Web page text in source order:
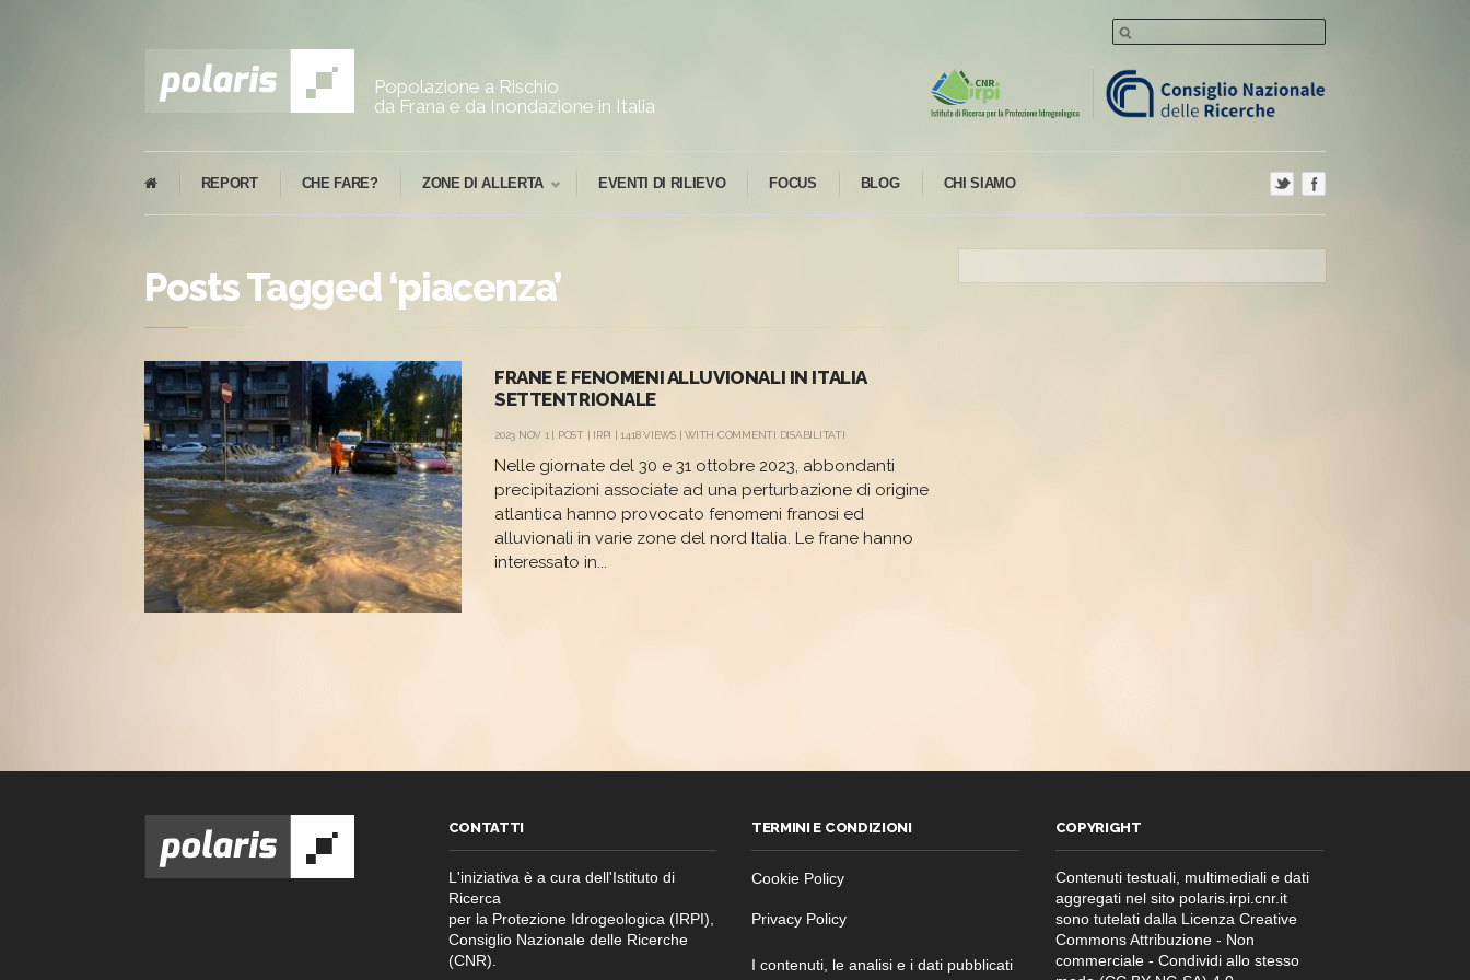
Popolazione a Rischio
da Frana e da Inondazione in Italia
REPORT CHE FARE? ZONE DI ALLERTA EVENTI DI RILIEVO FOCUS BLOG CHI SIAMO
Posts Tagged ‘piacenza’
FRANE E FENOMENI ALLUVIONALI IN ITALIA
SETTENTRIONALE
2023 NOV 1 | POST| IRPI | 1418 VIEWS | WITH COMMENTI DISABILITATISU
E
FENOMENI
ALLUVIONALI
IN
ITALIA
Nelle giornate del 30 e 31 ottobre 2023, abbondanti
precipitazioni associate ad una perturbazione di origine
atlantica hanno provocato fenomeni franosi ed
alluvionali in varie zone del nord Italia. Le frane hanno
interessato in...
CONTATTI
L'iniziativa è a cura dell'Istituto di
Ricerca
per la Protezione Idrogeologica (IRPI),
Consiglio Nazionale delle Ricerche
(CNR).
TERMINI E CONDIZIONI
Cookie Policy
Privacy Policy
I contenuti, le analisi e i dati pubblicati
COPYRIGHT
Contenuti testuali, multimediali e dati
aggregati nel sito polaris.irpi.cnr.it
sono tutelati dalla Licenza Creative
Commons Attribuzione - Non
commerciale - Condividi allo stesso